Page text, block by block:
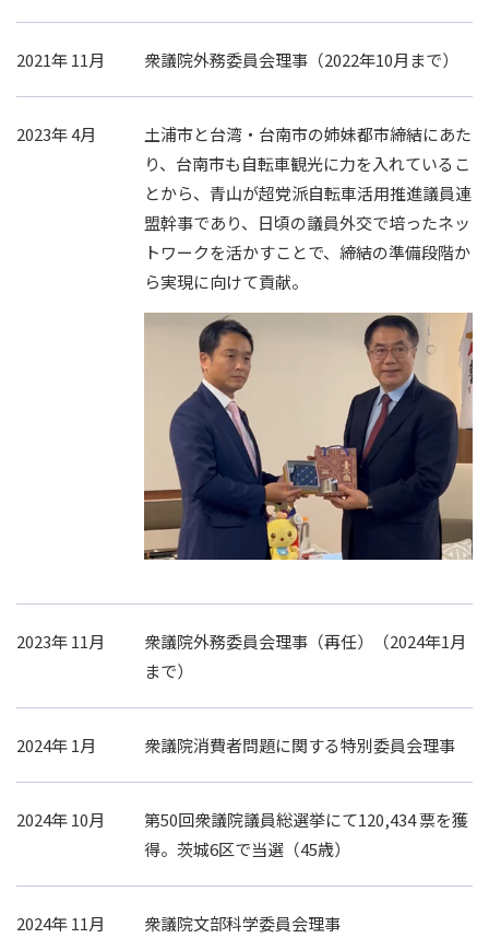
2021年 11月 衆議院外務委員会理事（2022年10月まで）
2023年 4月
土浦市と台湾・台南市の姉妹都市締結にあた
り、台南市も自転車観光に力を入れているこ
とから、青山が超党派自転車活用推進議員連
盟幹事であり、日頃の議員外交で培ったネッ
トワークを活かすことで、締結の準備段階か
ら実現に向けて貢献。
2023年 11月
衆議院外務委員会理事（再任）（2024年1月
まで）
2024年 1月 衆議院消費者問題に関する特別委員会理事
2024年 10月
第50回衆議院議員総選挙にて120,434 票を獲
得。茨城6区で当選（45歳）
2024年 11月 衆議院文部科学委員会理事